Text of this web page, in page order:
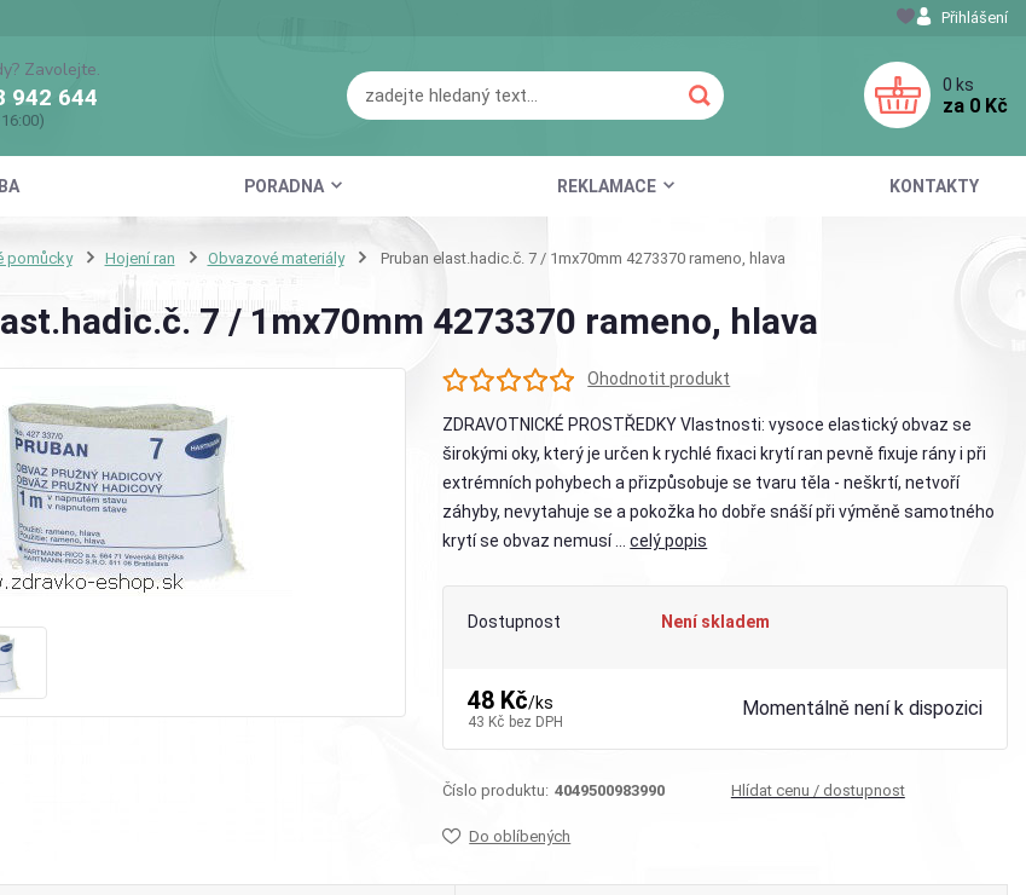
PORADNA REKLAMACE KONTAKTY
Přihlášení
Zavolejte.
942 644 0 ks
za 0 Kč
pomůcky Hojení ran Obvazové materiály Pruban elast.hadic.č. 7 / 1mx70mm 4273370 rameno, hlava
7 / 1mx70mm 4273370 rameno, hlava
Ohodnotit produkt
ZDRAVOTNICKÉ PROSTŘEDKY Vlastnosti: vysoce elastický obvaz se
širokými oky, který je určen k rychlé fixaci krytí ran pevně fixuje rány i při
extrémních pohybech a přizpůsobuje se tvaru těla - neškrtí, netvoří
záhyby, nevytahuje se a pokožka ho dobře snáší při výměně samotného
krytí se obvaz nemusí ...celý popis
Dostupnost Není skladem
48 Kč/ks
43 Kč bez DPH
Momentálně není k dispozici
Číslo produktu: 4049500983990 Hlídat cenu / dostupnost
Do oblíbených